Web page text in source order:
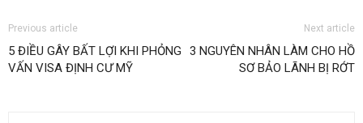
Previous article
5 ĐIỀU GÂY BẤT LỢI KHI PHỎNG
VẤN VISA ĐỊNH CƯ MỸ
Next article
3 NGUYÊN NHÂN LÀM CHO HỒ
SƠ BẢO LÃNH BỊ RỚT